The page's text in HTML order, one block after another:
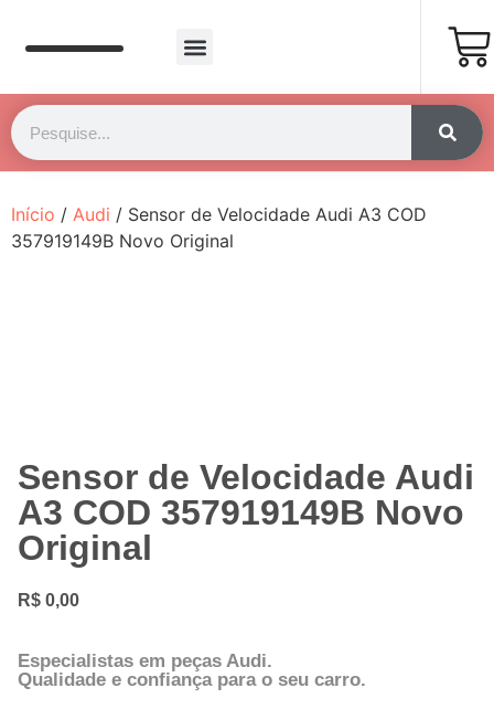
Início / Audi / Sensor de Velocidade Audi A3 COD
357919149B Novo Original
Sensor de Velocidade Audi
A3 COD 357919149B Novo
Original
R$ 0,00
Especialistas em peças Audi.
Qualidade e confiança para o seu carro.